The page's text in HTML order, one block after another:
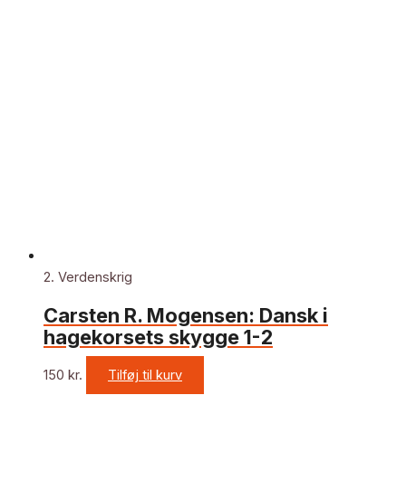
2. Verdenskrig
Carsten R. Mogensen: Dansk i
hagekorsets skygge 1-2
150 kr. Tilføj til kurv